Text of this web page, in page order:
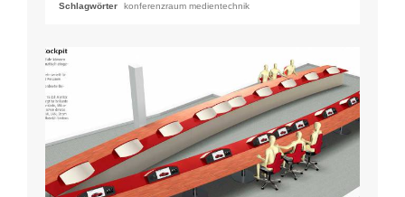
Schlagwörter
konferenzraum medientechnik